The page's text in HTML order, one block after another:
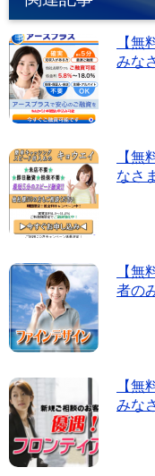
o
o
k
【無
みな
【無
なさ
【無
者の
【無
みな